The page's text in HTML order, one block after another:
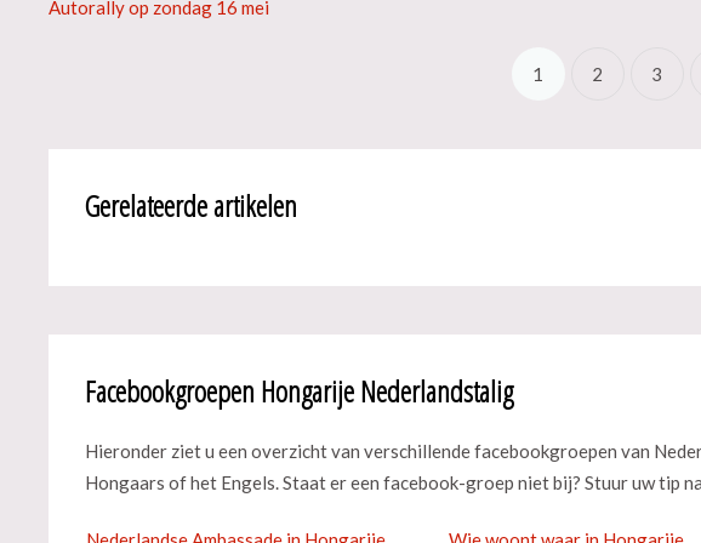
Autorally op zondag 16 mei
1 2 3
Gerelateerde artikelen
Facebookgroepen Hongarije Nederlandstalig
Hieronder ziet u een overzicht van verschillende facebookgroepen van
Hongaars of het Engels. Staat er een facebook-groep niet bij? Stuur uw tip